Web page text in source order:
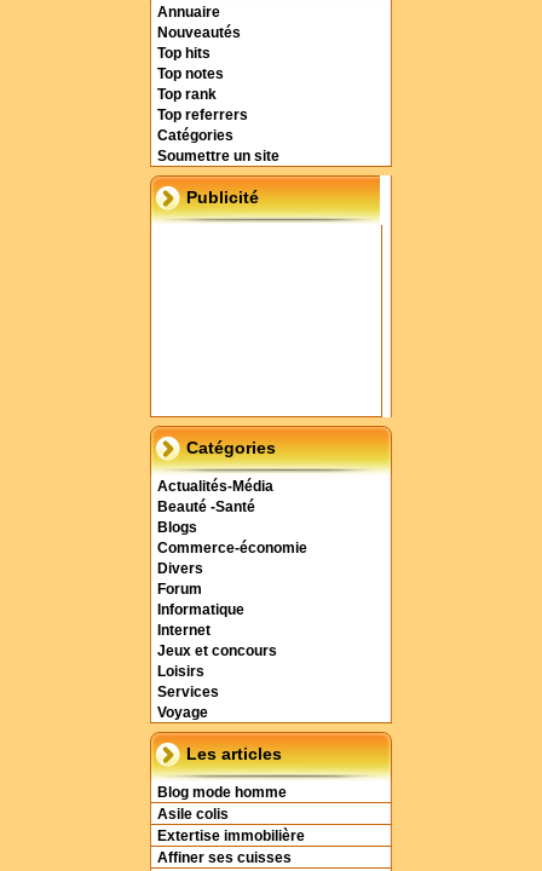
Annuaire
Nouveautés
Top hits
Top notes
Top rank
Top referrers
Catégories
Soumettre un site
Publicité
Catégories
Actualités-Média
Beauté -Santé
Blogs
Commerce-économie
Divers
Forum
Informatique
Internet
Jeux et concours
Loisirs
Services
Voyage
Les articles
Blog mode homme
Asile colis
Extertise immobilière
Affiner ses cuisses